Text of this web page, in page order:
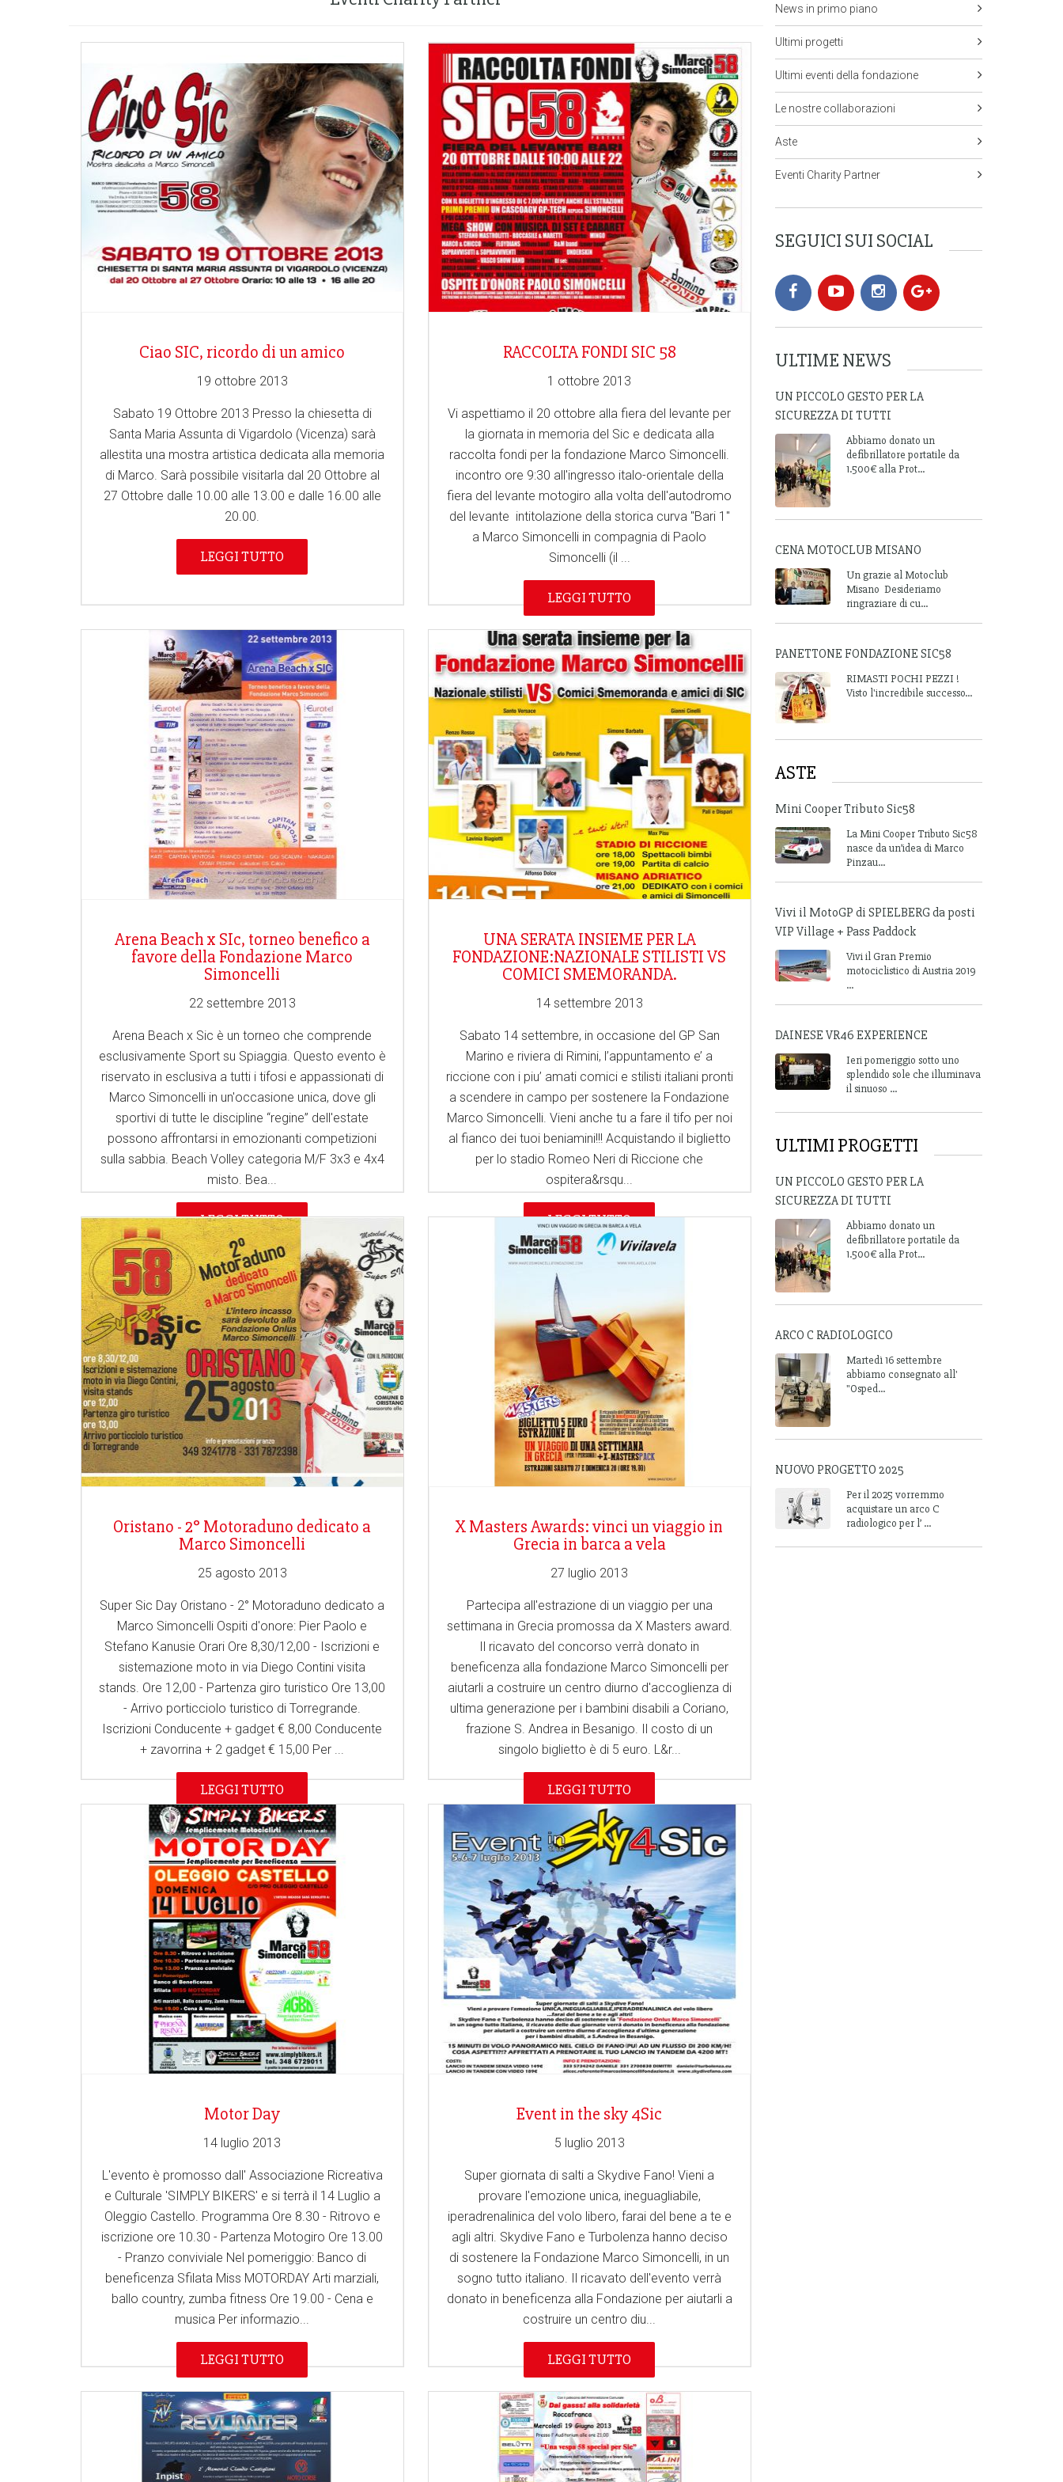
Ciao SIC, ricordo di un amico
19 ottobre 2013
Sabato 19 Ottobre 2013 Presso la chiesetta di
Santa Maria Assunta di Vigardolo (Vicenza) sarà
allestita una mostra artistica dedicata alla memoria
di Marco. Sarà possibile visitarla dal 20 Ottobre al
27 Ottobre dalle 10.00 alle 13.00 e dalle 16.00 alle
20.00.
LEGGI TUTTO
RACCOLTA FONDI SIC 58
1 ottobre 2013
Vi aspettiamo il 20 ottobre alla fiera del levante per
la giornata in memoria del Sic e dedicata alla
raccolta fondi per la fondazione Marco Simoncelli.
incontro ore 9:30 all'ingresso italo-orientale della
fiera del levante motogiro alla volta dell'autodromo
del levante intitolazione della storica curva "Bari 1"
a Marco Simoncelli in compagnia di Paolo
Simoncelli (il ...
LEGGI TUTTO
Arena Beach x SIc, torneo benefico a
favore della Fondazione Marco
Simoncelli
22 settembre 2013
Arena Beach x Sic è un torneo che comprende
esclusivamente Sport su Spiaggia. Questo evento è
riservato in esclusiva a tutti i tifosi e appassionati di
Marco Simoncelli in un'occasione unica, dove gli
sportivi di tutte le discipline “regine” dell'estate
possono affrontarsi in emozionanti competizioni
sulla sabbia. Beach Volley categoria M/F 3x3 e 4x4
misto. Bea...
LEGGI TUTTO
UNA SERATA INSIEME PER LA
FONDAZIONE:NAZIONALE STILISTI VS
COMICI SMEMORANDA.
14 settembre 2013
Sabato 14 settembre, in occasione del GP San
Marino e riviera di Rimini, l’appuntamento e’ a
riccione con i piu’ amati comici e stilisti italiani pronti
a scendere in campo per sostenere la Fondazione
Marco Simoncelli. Vieni anche tu a fare il tifo per noi
al fianco dei tuoi beniamini!!! Acquistando il biglietto
per lo stadio Romeo Neri di Riccione che
ospitera&rsqu...
LEGGI TUTTO
Oristano - 2° Motoraduno dedicato a
Marco Simoncelli
25 agosto 2013
Super Sic Day Oristano - 2° Motoraduno dedicato a
Marco Simoncelli Ospiti d'onore: Pier Paolo e
Stefano Kanusie Orari Ore 8,30/12,00 - Iscrizioni e
sistemazione moto in via Diego Contini visita
stands. Ore 12,00 - Partenza giro turistico Ore 13,00
- Arrivo porticciolo turistico di Torregrande.
Iscrizioni Conducente + gadget € 8,00 Conducente
+ zavorrina + 2 gadget € 15,00 Per ...
LEGGI TUTTO
X Masters Awards: vinci un viaggio in
Grecia in barca a vela
27 luglio 2013
Partecipa all'estrazione di un viaggio per una
settimana in Grecia promossa da X Masters award.
Il ricavato del concorso verrà donato in
beneficenza alla fondazione Marco Simoncelli per
aiutarli a costruire un centro diurno d'accoglienza di
ultima generazione per i bambini disabili a Coriano,
frazione S. Andrea in Besanigo. Il costo di un
singolo biglietto è di 5 euro. L&r...
LEGGI TUTTO
Motor Day
14 luglio 2013
L'evento è promosso dall' Associazione Ricreativa
e Culturale 'SIMPLY BIKERS' e si terrà il 14 Luglio a
Oleggio Castello. Programma Ore 8.30 - Ritrovo e
iscrizione ore 10.30 - Partenza Motogiro Ore 13.00
- Pranzo conviviale Nel pomeriggio: Banco di
beneficenza Sfilata Miss MOTORDAY Arti marziali,
ballo country, zumba fitness Ore 19.00 - Cena e
musica Per informazio...
LEGGI TUTTO
Event in the sky 4Sic
5 luglio 2013
Super giornata di salti a Skydive Fano! Vieni a
provare l'emozione unica, ineguagliabile,
iperadrenalinica del volo libero, farai del bene a te e
agli altri. Skydive Fano e Turbolenza hanno deciso
di sostenere la Fondazione Marco Simoncelli, in un
sogno tutto italiano. Il ricavato dell'evento verrà
donato in beneficenza alla Fondazione per aiutarli a
costruire un centro diu...
LEGGI TUTTO
News in primo piano
Ultimi progetti
Ultimi eventi della fondazione
Le nostre collaborazioni
Aste
Eventi Charity Partner
SEGUICI SUI SOCIAL
ULTIME NEWS
UN PICCOLO GESTO PER LA
SICUREZZA DI TUTTI
Abbiamo donato un
defibrillatore portatile da
1.500€ alla Prot...
CENA MOTOCLUB MISANO
Un grazie al Motoclub
Misano Desideriamo
ringraziare di cu...
PANETTONE FONDAZIONE SIC58
RIMASTI POCHI PEZZI !
Visto l'incredibile successo...
ASTE
Mini Cooper Tributo Sic58
La Mini Cooper Tributo Sic58
nasce da un’idea di Marco
Pinzau...
Vivi il MotoGP di SPIELBERG da posti
VIP Village + Pass Paddock
Vivi il Gran Premio
motociclistico di Austria 2019
...
DAINESE VR46 EXPERIENCE
Ieri pomeriggio sotto uno
splendido sole che illuminava
il sinuoso ...
ULTIMI PROGETTI
UN PICCOLO GESTO PER LA
SICUREZZA DI TUTTI
Abbiamo donato un
defibrillatore portatile da
1.500€ alla Prot...
ARCO C RADIOLOGICO
Martedì 16 settembre
abbiamo consegnato all'
"Osped...
NUOVO PROGETTO 2025
Per il 2025 vorremmo
acquistare un arco C
radiologico per l’ ...